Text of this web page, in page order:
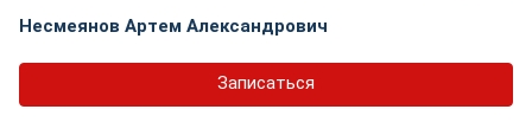
Несмеянов Артем Александрович
Записаться